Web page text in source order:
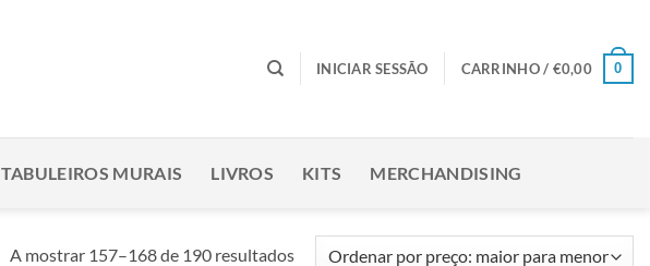
INICIAR SESSÃO CARRINHO / €0,00 0
TABULEIROS MURAIS LIVROS KITS MERCHANDISING
A mostrar 157–168 de 190 resultadosOrdenado